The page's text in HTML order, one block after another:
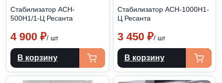
Стабилизатор АСН-
500Н1/1-Ц Ресанта
4 900 ₽/ шт
В корзину
Стабилизатор АСН-1000H1-
Ц Ресанта
3 450 ₽/ шт
В корзину